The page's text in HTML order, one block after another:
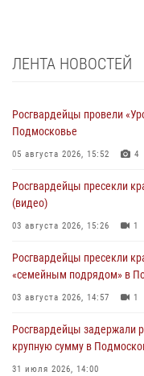
ЛЕНТА НОВОСТЕЙ
Росгвардейцы провели
Подмосковье
05 августа 2026, 15:52 4
Росгвардейцы пресекли
(видео)
03 августа 2026, 15:26 1
Росгвардейцы пресекли
«семейным подрядом» в
03 августа 2026, 14:57 1
Росгвардейцы задержали
крупную сумму в
31 июля 2026, 14:00